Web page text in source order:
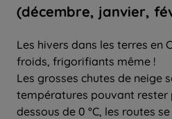
(décembre, janvier,
Les hivers dans les terres en
froids, frigorifiants même !
Les grosses chutes de neige
températures pouvant rester
dessous de 0 °C, les routes